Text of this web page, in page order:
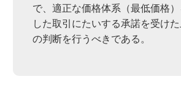
で、適正な価格体系（最低価格
した取引にたいする承諾を受け
の判断を行うべきである。